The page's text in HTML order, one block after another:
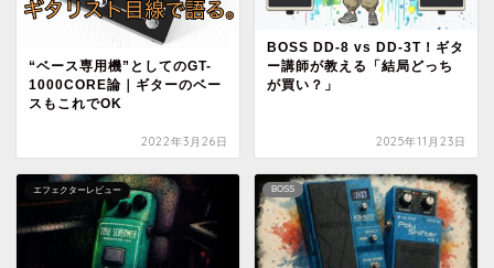
“ベース専用機”としてのGT-
1000CORE論｜ギターのベー
スもこれでOK
2022年3月26日
BOSS DD-8 vs DD-3T！ギタ
ー講師が教える「結局どっち
が買い？」
2025年11月23日
エフェクターレビュー BOSS